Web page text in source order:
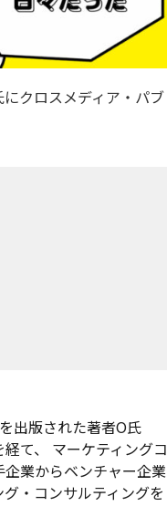
クロスメディア・パブ
出版された著者O氏
て、 マーケティングコ
業からベンチャー企業
・コンサルティングを